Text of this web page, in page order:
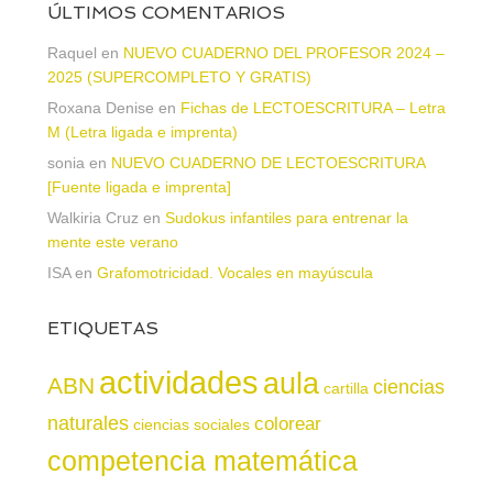
ÚLTIMOS COMENTARIOS
Raquel en NUEVO CUADERNO DEL PROFESOR 2024 –
2025 (SUPERCOMPLETO Y GRATIS)
Roxana Denise en Fichas de LECTOESCRITURA – Letra
M (Letra ligada e imprenta)
sonia en NUEVO CUADERNO DE LECTOESCRITURA
[Fuente ligada e imprenta]
Walkiria Cruz en Sudokus infantiles para entrenar la
mente este verano
ISAen Grafomotricidad. Vocales en mayúscula
ETIQUETAS
ABN actividadesaula cartilla ciencias
naturales ciencias sociales colorear
competencia matemática